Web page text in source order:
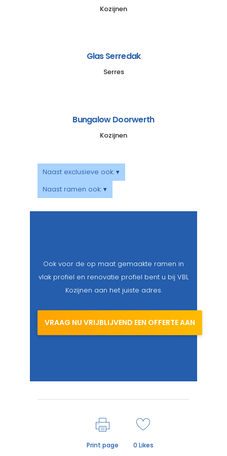
Kozijnen
Glas Serredak
Serres
Bungalow Doorwerth
Kozijnen
Naast exclusieve ook: ▾
Naast ramen ook: ▾
Ook voor de op maat gemaakte ramen in
vlak profiel en renovatie profiel bent u bij VBL
Kozijnen aan het juiste adres.
VRAAG NU VRIJBLIJVEND EEN OFFERTE AAN
Print page 0 Likes